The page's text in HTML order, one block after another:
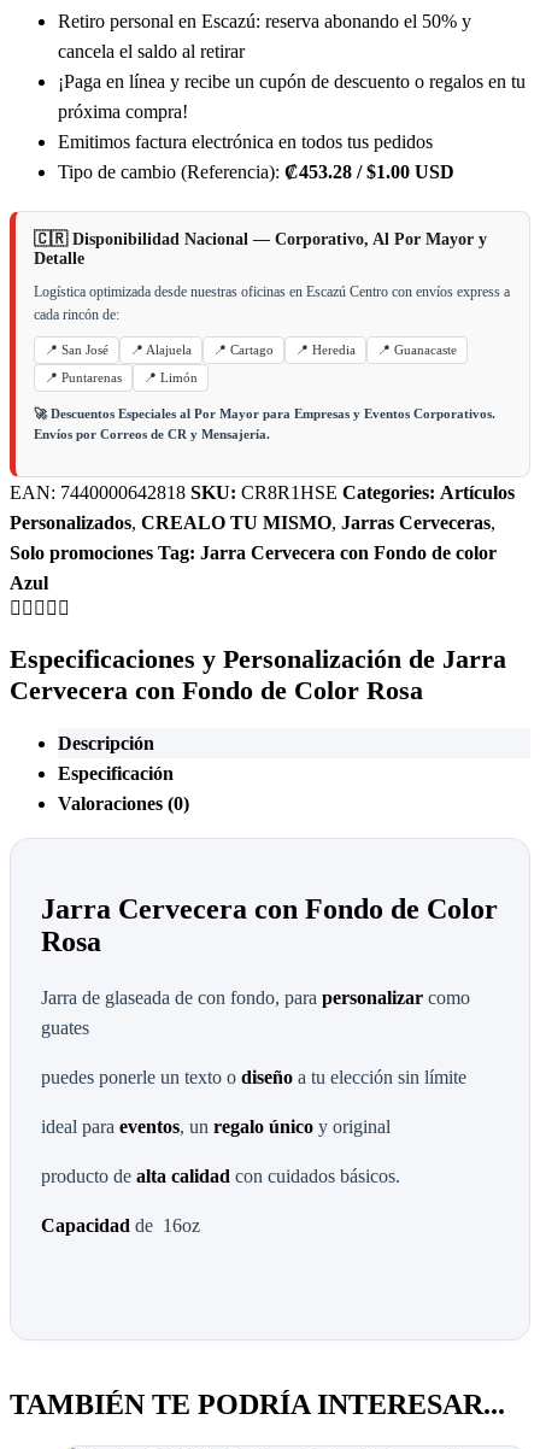
Retiro personal en Escazú: reserva abonando el 50% y
cancela el saldo al retirar
¡Paga en línea y recibe un cupón de descuento o regalos en tu
próxima compra!
Emitimos factura electrónica en todos tus pedidos
Tipo de cambio (Referencia): ₡453.28 / $1.00 USD
🇨🇷 Disponibilidad Nacional — Corporativo, Al Por Mayor y
Detalle
Logística optimizada desde nuestras oficinas en Escazú Centro con envíos express a
cada rincón de:
📍 San José 📍 Alajuela 📍 Cartago 📍 Heredia
📍 Guanacaste
📍 Puntarenas
📍 Limón
🚀 Descuentos Especiales al Por Mayor para Empresas y Eventos Corporativos.
Envíos por Correos de CR y Mensajería.
EAN: 7440000642818 SKU: CR8R1HSE Categories: Artículos
Personalizados, CREALO TU MISMO, Jarras Cerveceras,
Solo promociones Tag: Jarra Cervecera con Fondo de color
Azul
Especificaciones y Personalización de Jarra
Cervecera con Fondo de Color Rosa
Descripción
Especificación
Valoraciones (0)
Jarra Cervecera con Fondo de Color
Rosa
Jarra de glaseada de con fondo, para personalizar como
guates
puedes ponerle un texto o diseño a tu elección sin límite
ideal para eventos, un regalo único y original
producto de alta calidad con cuidados básicos.
Capacidad de 16oz
TAMBIÉN TE PODRÍA INTERESAR...